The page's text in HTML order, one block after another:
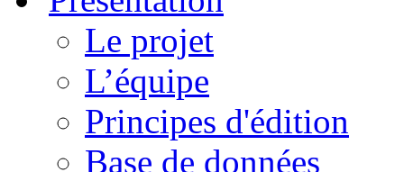
Le projet
L’équipe
Principes d'édition
Base de données